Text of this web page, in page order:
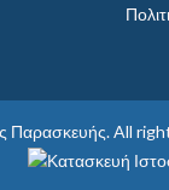
Παρασκευής. All